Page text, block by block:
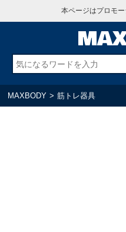
本ページはプロモ
MAXBODY > 筋トレ器具